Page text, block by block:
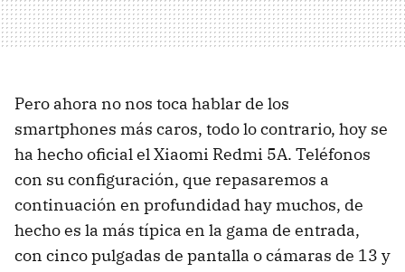
Pero ahora no nos toca hablar de los
smartphones más caros, todo lo contrario, hoy se
ha hecho oficial el Xiaomi Redmi 5A. Teléfonos
con su configuración, que repasaremos a
continuación en profundidad hay muchos, de
hecho es la más típica en la gama de entrada,
con cinco pulgadas de pantalla o cámaras de 13 y